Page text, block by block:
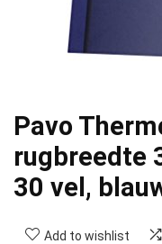
Pavo
rugbreedte
30 vel,
Add to wishlist